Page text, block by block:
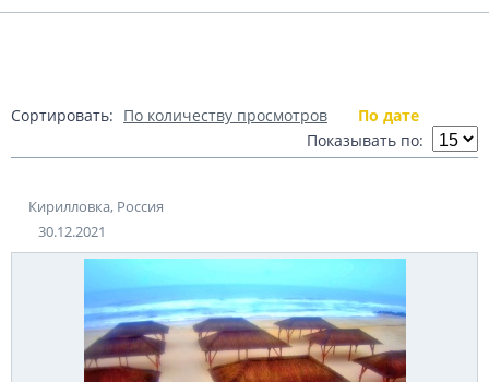
Сортировать: По количеству просмотров
По дате
Показывать по:
Кирилловка, Россия
30.12.2021